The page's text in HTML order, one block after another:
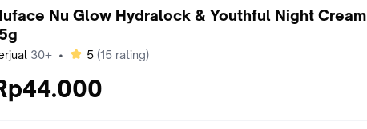
Nu Glow Hydralock & Youthful Night Cream
30+ • bintang
5 (15 rating)